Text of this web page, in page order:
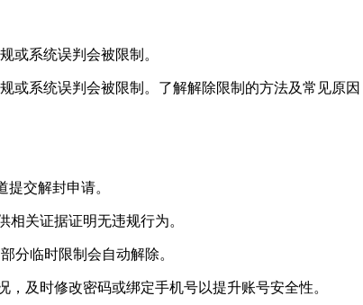
或系统误判会被限制。
或系统误判会被限制。了解解除限制的方法及常见原
交解封申请。
关证据证明无违规行为。
分临时限制会自动解除。
及时修改密码或绑定手机号以提升账号安全性。